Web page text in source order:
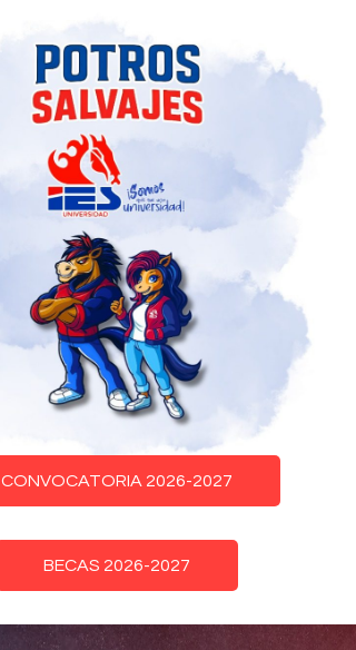
CONVOCATORIA 2026-2027
BECAS 2026-2027